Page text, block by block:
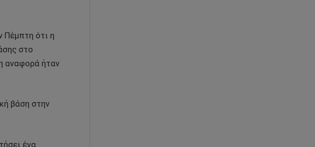
Πέμπτη ότι η
στο
αναφορά ήταν
βάση στην
ένα